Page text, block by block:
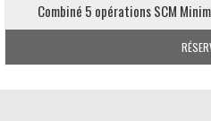
Combiné 5 opérations SCM